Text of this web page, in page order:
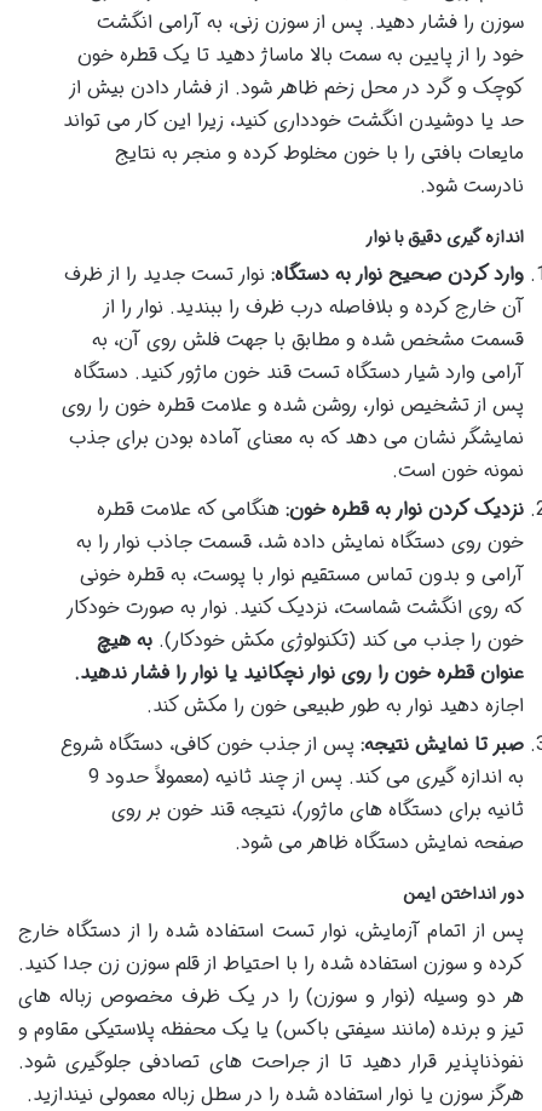
سوزن را فشار دهید. پس از سوزن زنی، به آرامی انگشت
خود را از پایین به سمت بالا ماساژ دهید تا یک قطره خون
کوچک و گرد در محل زخم ظاهر شود. از فشار دادن بیش از
حد یا دوشیدن انگشت خودداری کنید، زیرا این کار می تواند
مایعات بافتی را با خون مخلوط کرده و منجر به نتایج
نادرست شود.
اندازه گیری دقیق با نوار
وارد کردن صحیح نوار به دستگاه: نوار تست جدید را از ظرف
آن خارج کرده و بلافاصله درب ظرف را ببندید. نوار را از
قسمت مشخص شده و مطابق با جهت فلش روی آن، به
آرامی وارد شیار دستگاه تست قند خون ماژور کنید. دستگاه
پس از تشخیص نوار، روشن شده و علامت قطره خون را روی
نمایشگر نشان می دهد که به معنای آماده بودن برای جذب
نمونه خون است.
نزدیک کردن نوار به قطره خون: هنگامی که علامت قطره
خون روی دستگاه نمایش داده شد، قسمت جاذب نوار را به
آرامی و بدون تماس مستقیم نوار با پوست، به قطره خونی
که روی انگشت شماست، نزدیک کنید. نوار به صورت خودکار
خون را جذب می کند (تکنولوژی مکش خودکار). به هیچ
عنوان قطره خون را روی نوار نچکانید یا نوار را فشار ندهید.
اجازه دهید نوار به طور طبیعی خون را مکش کند.
صبر تا نمایش نتیجه: پس از جذب خون کافی، دستگاه شروع
به اندازه گیری می کند. پس از چند ثانیه (معمولاً حدود 9
ثانیه برای دستگاه های ماژور)، نتیجه قند خون بر روی
صفحه نمایش دستگاه ظاهر می شود.
دور انداختن ایمن
پس از اتمام آزمایش، نوار تست استفاده شده را از دستگاه خارج
کرده و سوزن استفاده شده را با احتیاط از قلم سوزن زن جدا کنید.
هر دو وسیله (نوار و سوزن) را در یک ظرف مخصوص زباله های
تیز و برنده (مانند سیفتی باکس) یا یک محفظه پلاستیکی مقاوم و
نفوذناپذیر قرار دهید تا از جراحت های تصادفی جلوگیری شود.
هرگز سوزن یا نوار استفاده شده را در سطل زباله معمولی نیندازید.